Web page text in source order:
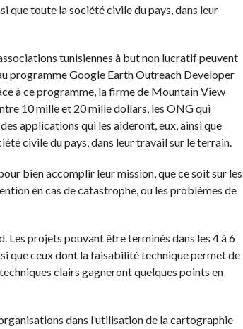
que toute la société civile du pays, dans leur
tunisiennes à but non lucratif peuvent
programme Google Earth Outreach Developer
à ce programme, la firme de Mountain View
10 mille et 20 mille dollars, les ONG qui
applications qui les aideront, eux, ainsi que
civile du pays, dans leur travail sur le terrain.
bien accomplir leur mission, que ce soit sur les
en cas de catastrophe, ou les problèmes de
Les projets pouvant être terminés dans les 4 à 6
que ceux dont la faisabilité technique permet de
clairs gagneront quelques points en
dans l’utilisation de la cartographie